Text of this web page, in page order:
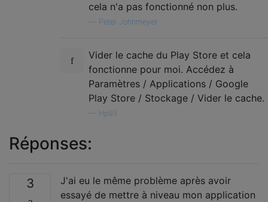
cela n'a pas fonctionné non plus.
Peter Johnmeyer
Vider le cache du Play Store et cela
fonctionne pour moi. Accédez à
Paramètres / Applications / Google
Play Store / Stockage / Vider le cache.
Hp93
Réponses:
3
J'ai eu le même problème après avoir
essayé de mettre à niveau mon application